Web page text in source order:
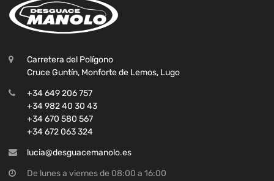
Carretera del Polígono
Cruce Guntín, Monforte de Lemos, Lugo
+34 649 206 757
+34 982 40 30 43
+34 670 580 567
+34 672 063 324
lucia@desguacemanolo.es
De lunes a viernes de 08:00 a 16:00